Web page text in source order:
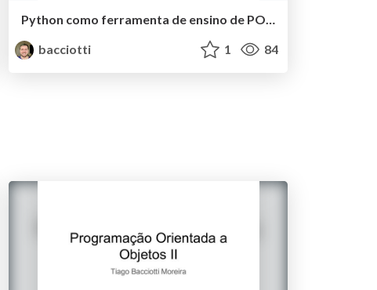
Python como ferramenta de ensino de POO
bacciotti
1 84